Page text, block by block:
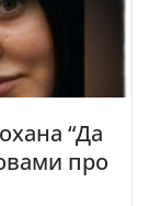
“Да
про